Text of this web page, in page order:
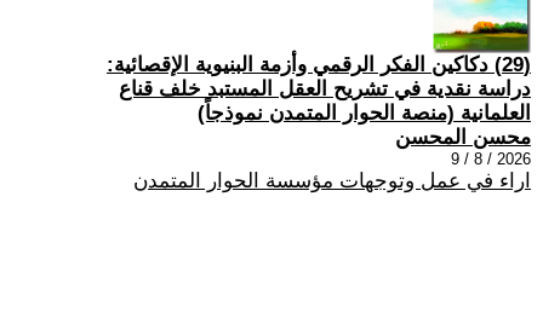
(29) دكاكين الفكر الرقمي وأزمة البنيوية الإقصائية:
دراسة نقدية في تشريح العقل المستبد خلف قناع
العلمانية (منصة الحوار المتمدن نموذجاً)
محسن المحسن
2026 / 8 / 9
اراء في عمل وتوجهات مؤسسة الحوار المتمدن